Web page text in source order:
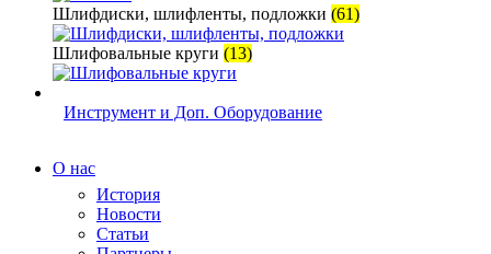
Шлифдиски, шлифленты, подложки (61)
Шлифовальные круги (13)
Инструмент и Доп. Оборудование
О нас
История
Новости
Статьи